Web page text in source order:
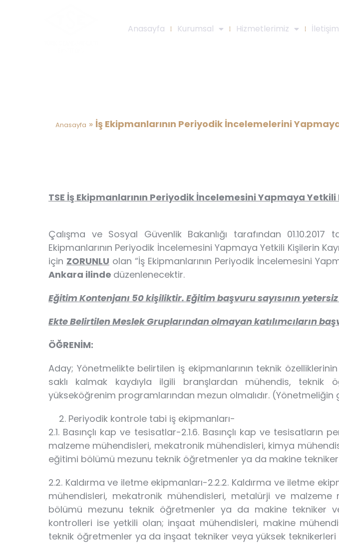
Anasayfa Kurumsal Hizmetlerimiz İletişim
Anasayfa » İş Ekipmanlarının Periyodik İncelemelerini
TSE İş Ekipmanlarının Periyodik İncelemesini Yapmaya Yetkili
Çalışma ve Sosyal Güvenlik Bakanlığı tarafından
Ekipmanlarının Periyodik İncelemesini Yapmaya Yetkili Kişilerin
için ZORUNLU olan “İş Ekipmanlarının Periyodik İncelemesini
Ankara ilinde düzenlenecektir.
Eğitim Kontenjanı 50 kişiliktir. Eğitim başvuru sayısının
Ekte Belirtilen Meslek Gruplarından olmayan katılımcıların
ÖĞRENİM:
Aday; Yönetmelikte belirtilen iş ekipmanlarının teknik
saklı kalmak kaydıyla ilgili branşlardan mühendis, teknik
yükseköğrenim programlarından mezun olmalıdır. (Yönetmeliğin
Periyodik kontrole tabi iş ekipmanları-
2.1. Basınçlı kap ve tesisatlar-2.1.6. Basınçlı kap ve
malzeme mühendisleri, mekatronik mühendisleri, kimya
eğitimi bölümü mezunu teknik öğretmenler ya da makine tekniker
2.2. Kaldırma ve iletme ekipmanları-2.2.2. Kaldırma ve iletme
mühendisleri, mekatronik mühendisleri, metalürji ve
bölümü mezunu teknik öğretmenler ya da makine tekniker
kontrolleri ise yetkili olan; inşaat mühendisleri, makine
teknik öğretmenler ya da inşaat tekniker veya yüksek